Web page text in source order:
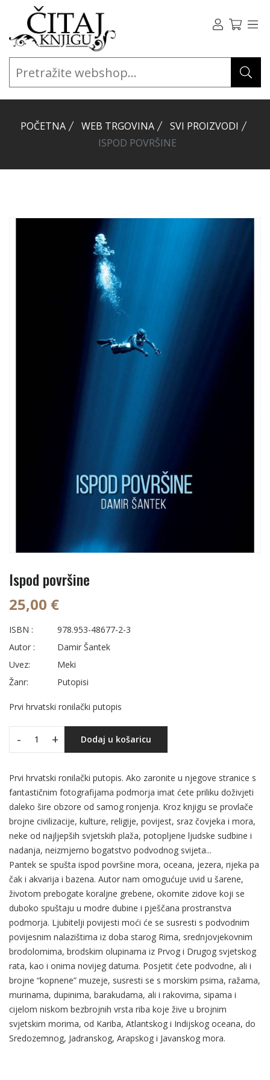
POČETNA WEB TRGOVINA
SVI PROIZVODI
ISPOD POVRŠINE
Ispod površine
25,00 €
ISBN :
978.953-48677-2-3
Autor :
Damir Šantek
Uvez:
Meki
Žanr:
Putopisi
Prvi hrvatski ronilački putopis
- + Dodaj u košaricu
Prvi hrvatski ronilački putopis. Ako zaronite u njegove stranice s
fantastičnim fotografijama podmorja imat ćete priliku doživjeti
daleko šire obzore od samog ronjenja. Kroz knjigu se provlače
brojne civilizacije, kulture, religije, povijest, sraz čovjeka i mora,
neke od najljepših svjetskih plaža, potopljene ljudske sudbine i
nadanja, neizmjerno bogatstvo podvodnog svijeta...
Pantek se spušta ispod površine mora, oceana, jezera, rijeka pa
čak i akvarija i bazena. Autor nam omogućuje uvid u šarene,
životom prebogate koraljne grebene, okomite zidove koji se
duboko spuštaju u modre dubine i pješčana prostranstva
podmorja. Ljubitelji povijesti moći će se susresti s podvodnim
povijesnim nalazištima iz doba starog Rima, srednjovjekovnim
brodolomima, brodskim olupinama iz Prvog i Drugog svjetskog
rata, kao i onima novijeg datuma. Posjetit ćete podvodne, ali i
brojne “kopnene” muzeje, susresti se s morskim psima, ražama,
murinama, dupinima, barakudama, ali i rakovima, sipama i
cijelom niskom bezbrojnih vrsta riba koje žive u brojnim
svjetskim morima, od Kariba, Atlantskog i Indijskog oceana, do
Sredozemnog, Jadranskog, Arapskog i Javanskog mora.